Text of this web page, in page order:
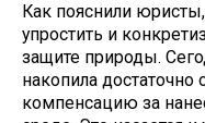
Как пояснили
упростить и
защите природы.
накопила достаточно
компенсацию за